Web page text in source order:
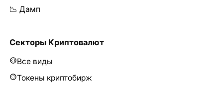
📉 Дамп
Секторы Криптовалют
Все виды
Токены криптобирж